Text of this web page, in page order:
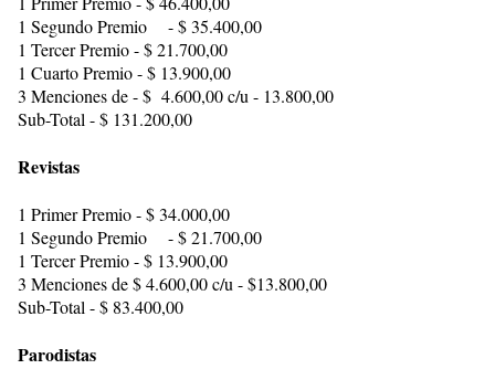
1 Segundo Premio - $ 35.400,00
1 Tercer Premio - $ 21.700,00
1 Cuarto Premio - $ 13.900,00
3 Menciones de - $ 4.600,00 c/u - 13.800,00
Sub-Total - $ 131.200,00
Revistas
1 Primer Premio - $ 34.000,00
1 Segundo Premio - $ 21.700,00
1 Tercer Premio - $ 13.900,00
3 Menciones de $ 4.600,00 c/u - $13.800,00
Sub-Total - $ 83.400,00
Parodistas